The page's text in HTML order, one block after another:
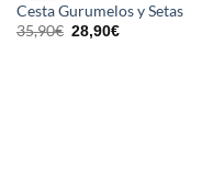
Cesta Gurumelos y Setas
35,90€ El
precio
28,90€El